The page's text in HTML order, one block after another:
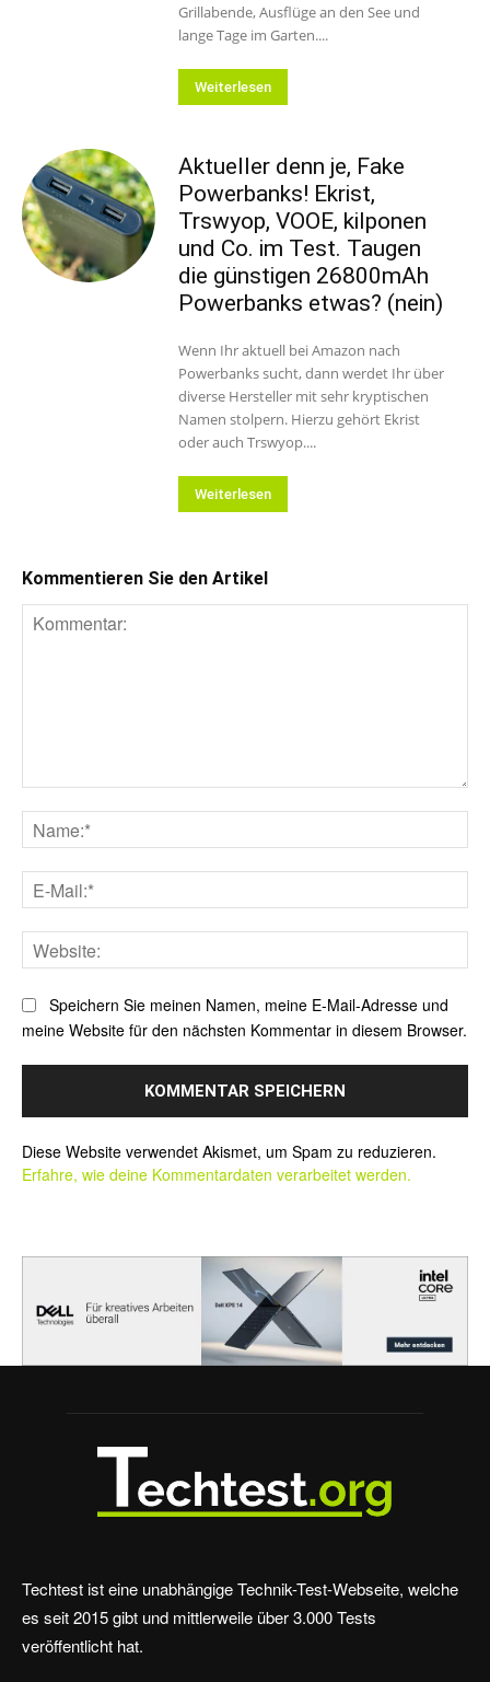
Grillabende, Ausflüge an den See und
lange Tage im Garten....
Weiterlesen
Aktueller denn je, Fake
Powerbanks! Ekrist,
Trswyop, VOOE, kilponen
und Co. im Test. Taugen
die günstigen 26800mAh
Powerbanks etwas? (nein)
Wenn Ihr aktuell bei Amazon nach
Powerbanks sucht, dann werdet Ihr über
diverse Hersteller mit sehr kryptischen
Namen stolpern. Hierzu gehört Ekrist
oder auch Trswyop....
Weiterlesen
Kommentieren Sie den Artikel
Speichern Sie meinen Namen, meine E-Mail-Adresse und
meine Website für den nächsten Kommentar in diesem Browser.
Diese Website verwendet Akismet, um Spam zu reduzieren.
Erfahre, wie deine Kommentardaten verarbeitet werden.
Techtest ist eine unabhängige Technik-Test-Webseite, welche
es seit 2015 gibt und mittlerweile über 3.000 Tests
veröffentlicht hat.